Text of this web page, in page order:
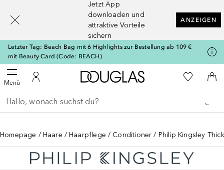
Jetzt App
downloaden und
attraktive Vorteile
sichern
ANZEIGEN
Letzter Tag: Beach Bag mit 6 Highlights zur Bestellung ab 109 €
mit Beauty Card (Code: BEACH)
MenüMenü öffnenZu Meinem Kundenkonto
Zur Douglas Startseite
Zu Meiner
Gehe zurück
Suche ausführen
Homepage Haare Haarpflege Conditioner Philip Kingsley
[navigation.slideout.screenreader]